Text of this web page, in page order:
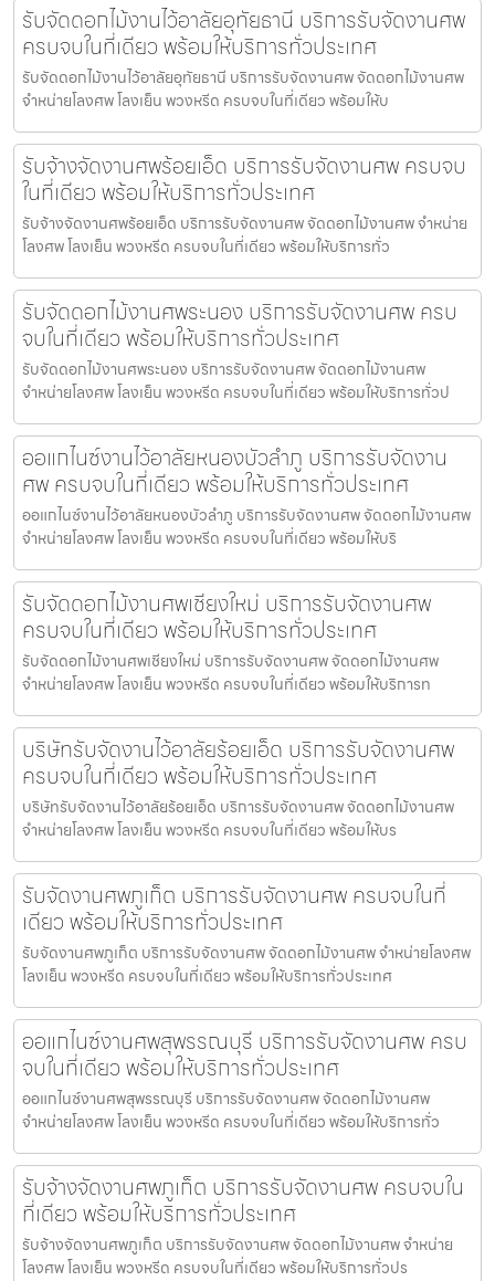
รับจัดดอกไม้งานไว้อาลัยอุทัยธานี บริการรับจัดงานศพ
ครบจบในที่เดียว พร้อมให้บริการทั่วประเทศ
รับจัดดอกไม้งานไว้อาลัยอุทัยธานี บริการรับจัดงานศพ จัดดอกไม้งานศพ
จำหน่ายโลงศพ โลงเย็น พวงหรีด ครบจบในที่เดียว พร้อมให้บ
รับจ้างจัดงานศพร้อยเอ็ด บริการรับจัดงานศพ ครบจบ
ในที่เดียว พร้อมให้บริการทั่วประเทศ
รับจ้างจัดงานศพร้อยเอ็ด บริการรับจัดงานศพ จัดดอกไม้งานศพ จำหน่าย
โลงศพ โลงเย็น พวงหรีด ครบจบในที่เดียว พร้อมให้บริการทั่ว
รับจัดดอกไม้งานศพระนอง บริการรับจัดงานศพ ครบ
จบในที่เดียว พร้อมให้บริการทั่วประเทศ
รับจัดดอกไม้งานศพระนอง บริการรับจัดงานศพ จัดดอกไม้งานศพ
จำหน่ายโลงศพ โลงเย็น พวงหรีด ครบจบในที่เดียว พร้อมให้บริการทั่วป
ออแกไนซ์งานไว้อาลัยหนองบัวลำภู บริการรับจัดงาน
ศพ ครบจบในที่เดียว พร้อมให้บริการทั่วประเทศ
ออแกไนซ์งานไว้อาลัยหนองบัวลำภู บริการรับจัดงานศพ จัดดอกไม้งานศพ
จำหน่ายโลงศพ โลงเย็น พวงหรีด ครบจบในที่เดียว พร้อมให้บริ
รับจัดดอกไม้งานศพเชียงใหม่ บริการรับจัดงานศพ
ครบจบในที่เดียว พร้อมให้บริการทั่วประเทศ
รับจัดดอกไม้งานศพเชียงใหม่ บริการรับจัดงานศพ จัดดอกไม้งานศพ
จำหน่ายโลงศพ โลงเย็น พวงหรีด ครบจบในที่เดียว พร้อมให้บริการท
บริษัทรับจัดงานไว้อาลัยร้อยเอ็ด บริการรับจัดงานศพ
ครบจบในที่เดียว พร้อมให้บริการทั่วประเทศ
บริษัทรับจัดงานไว้อาลัยร้อยเอ็ด บริการรับจัดงานศพ จัดดอกไม้งานศพ
จำหน่ายโลงศพ โลงเย็น พวงหรีด ครบจบในที่เดียว พร้อมให้บร
รับจัดงานศพภูเก็ต บริการรับจัดงานศพ ครบจบในที่
เดียว พร้อมให้บริการทั่วประเทศ
รับจัดงานศพภูเก็ต บริการรับจัดงานศพ จัดดอกไม้งานศพ จำหน่ายโลงศพ
โลงเย็น พวงหรีด ครบจบในที่เดียว พร้อมให้บริการทั่วประเทศ
ออแกไนซ์งานศพสุพรรณบุรี บริการรับจัดงานศพ ครบ
จบในที่เดียว พร้อมให้บริการทั่วประเทศ
ออแกไนซ์งานศพสุพรรณบุรี บริการรับจัดงานศพ จัดดอกไม้งานศพ
จำหน่ายโลงศพ โลงเย็น พวงหรีด ครบจบในที่เดียว พร้อมให้บริการทั่ว
รับจ้างจัดงานศพภูเก็ต บริการรับจัดงานศพ ครบจบใน
ที่เดียว พร้อมให้บริการทั่วประเทศ
รับจ้างจัดงานศพภูเก็ต บริการรับจัดงานศพ จัดดอกไม้งานศพ จำหน่าย
โลงศพ โลงเย็น พวงหรีด ครบจบในที่เดียว พร้อมให้บริการทั่วปร